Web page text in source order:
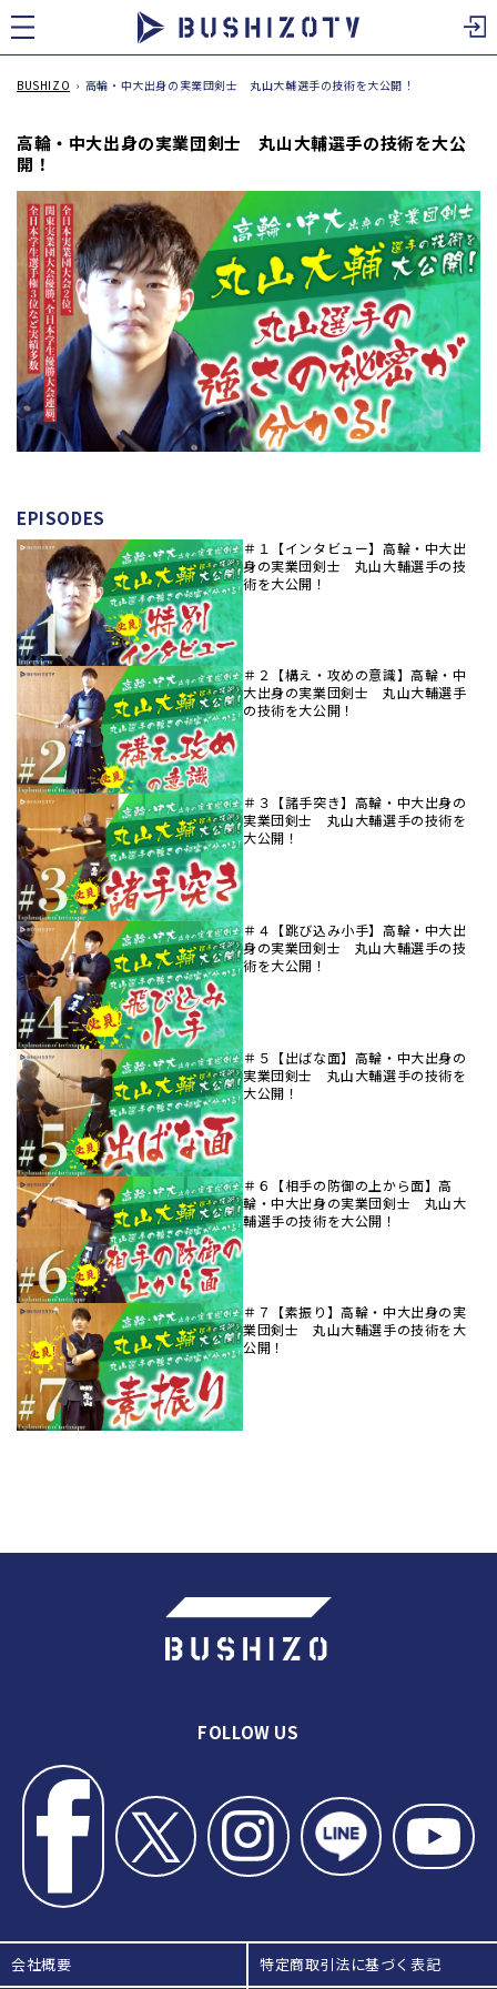
に
進
BUSHIZO › 高輪・中大出身の実業団剣士 丸山大輔選手の技術を大公開！
高輪・中大出身の実業団剣士 丸山大輔選手の技術を大公
開！
EPISODES
＃１【インタビュー】高輪・中大出
身の実業団剣士 丸山大輔選手の技
術を大公開！
＃２【構え・攻めの意識】高輪・中
大出身の実業団剣士 丸山大輔選手
の技術を大公開！
＃３【諸手突き】高輪・中大出身の
実業団剣士 丸山大輔選手の技術を
大公開！
＃４【跳び込み小手】高輪・中大出
身の実業団剣士 丸山大輔選手の技
術を大公開！
＃５【出ばな面】高輪・中大出身の
実業団剣士 丸山大輔選手の技術を
大公開！
＃６【相手の防御の上から面】高
輪・中大出身の実業団剣士 丸山大
輔選手の技術を大公開！
＃７【素振り】高輪・中大出身の実
業団剣士 丸山大輔選手の技術を大
公開！
FOLLOW US
会社概要 特定商取引法に基づく表記